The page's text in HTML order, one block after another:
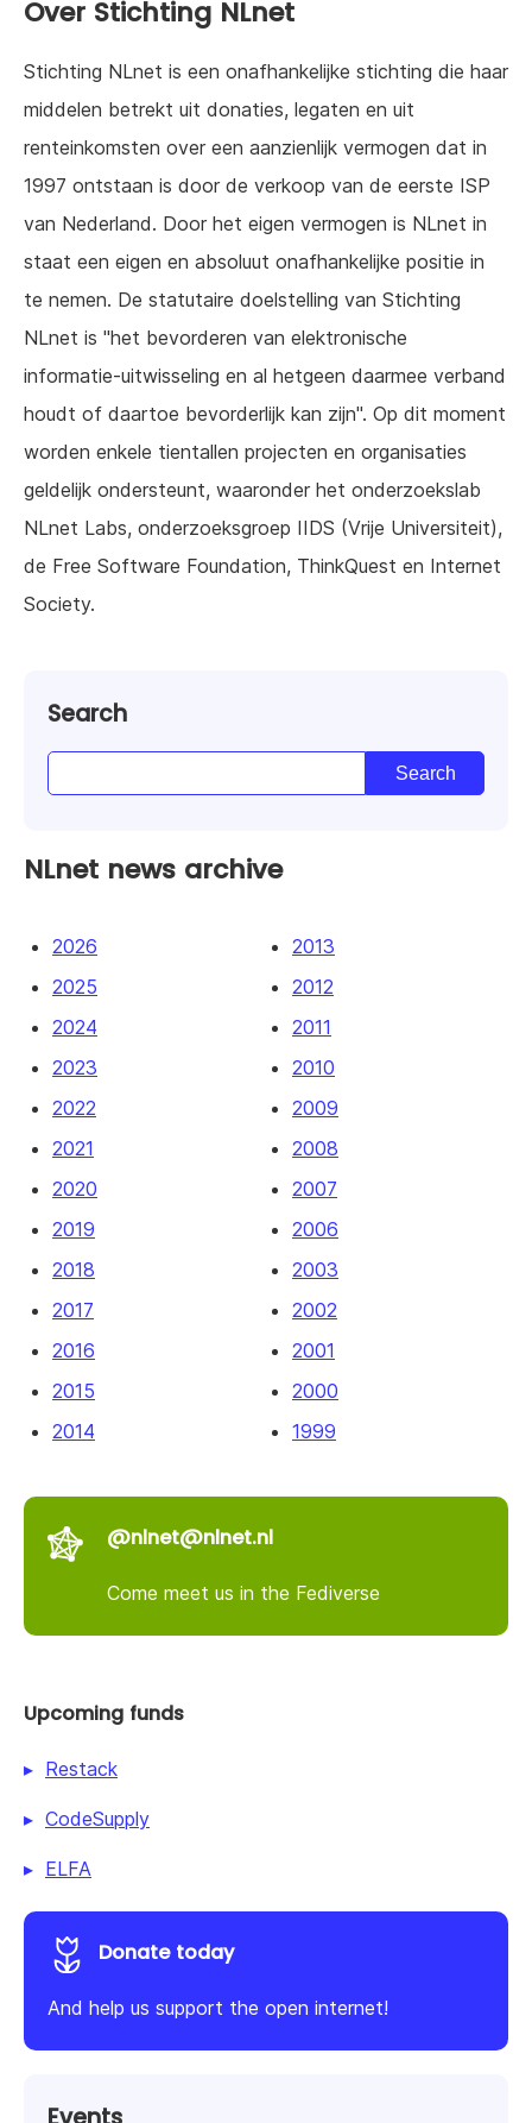
Over Stichting NLnet
Stichting NLnet is een onafhankelijke stichting die haar
middelen betrekt uit donaties, legaten en uit
renteinkomsten over een aanzienlijk vermogen dat in
1997 ontstaan is door de verkoop van de eerste ISP
van Nederland. Door het eigen vermogen is NLnet in
staat een eigen en absoluut onafhankelijke positie in
te nemen. De statutaire doelstelling van Stichting
NLnet is "het bevorderen van elektronische
informatie-uitwisseling en al hetgeen daarmee verband
houdt of daartoe bevorderlijk kan zijn". Op dit moment
worden enkele tientallen projecten en organisaties
geldelijk ondersteunt, waaronder het onderzoekslab
NLnet Labs, onderzoeksgroep IIDS (Vrije Universiteit),
de Free Software Foundation, ThinkQuest en Internet
Society.
Search
NLnet news archive
2026
2025
2024
2023
2022
2021
2020
2019
2018
2017
2016
2015
2014
2013
2012
2011
2010
2009
2008
2007
2006
2003
2002
2001
2000
1999
@nlnet@nlnet.nl
Come meet us in the Fediverse
Upcoming funds
Restack
CodeSupply
ELFA
Donate today
And help us support the open internet!